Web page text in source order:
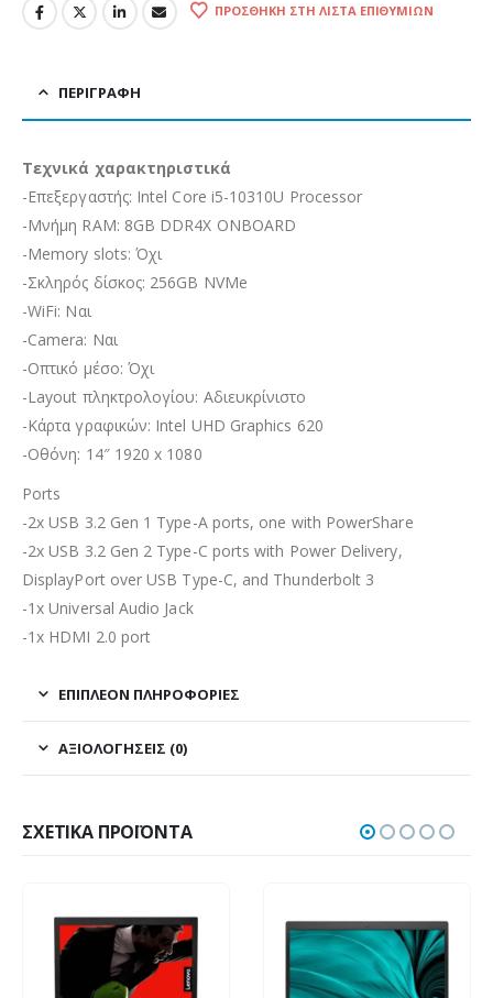
ΠΡΟΣΘΉΚΗ ΣΤΗ ΛΊΣΤΑ ΕΠΙΘΥΜΙΏΝ
ΠΕΡΙΓΡΑΦΉ
Τεχνικά χαρακτηριστικά
-Επεξεργαστής: Intel Core i5-10310U Processor
-Μνήμη RAM: 8GB DDR4X ONBOARD
-Memory slots: Όχι
-Σκληρός δίσκος: 256GB NVMe
-WiFi: Ναι
-Camera: Ναι
-Οπτικό μέσο: Όχι
-Layout πληκτρολογίου: Αδιευκρίνιστo
-Κάρτα γραφικών: Intel UHD Graphics 620
-Οθόνη: 14″ 1920 x 1080
Ports
-2x USB 3.2 Gen 1 Type-A ports, one with PowerShare
-2x USB 3.2 Gen 2 Type-C ports with Power Delivery,
DisplayPort over USB Type-C, and Thunderbolt 3
-1x Universal Audio Jack
-1x HDMI 2.0 port
ΕΠΙΠΛΈΟΝ ΠΛΗΡΟΦΟΡΊΕΣ
ΑΞΙΟΛΟΓΉΣΕΙΣ (0)
ΣΧΕΤΙΚΆ ΠΡΟΪΌΝΤΑ